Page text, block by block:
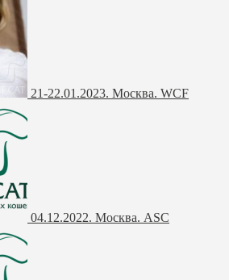
21-22.01.2023. Москва. WCF
04.12.2022. Москва. ASC